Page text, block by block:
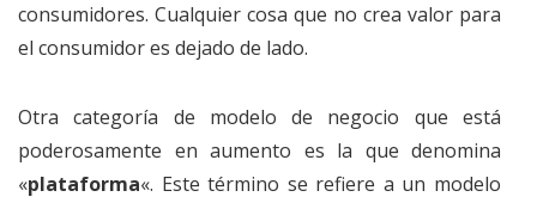
consumidores. Cualquier cosa que no crea valor para
el consumidor es dejado de lado.
Otra categoría de modelo de negocio que está
poderosamente en aumento es la que denomina
«plataforma«. Este término se refiere a un modelo